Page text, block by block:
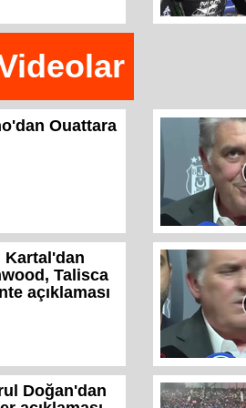
Ouattara
Kartal'dan
Talisca
açıklaması
Doğan'dan